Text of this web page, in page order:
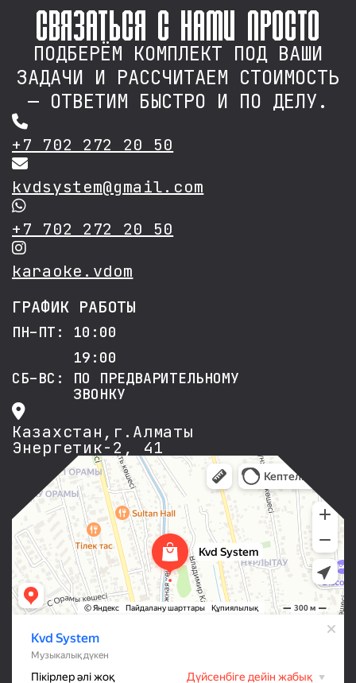
связаться с нами просто
ПОДБЕРЁМ КОМПЛЕКТ ПОД ВАШИ
ЗАДАЧИ И РАССЧИТАЕМ СТОИМОСТЬ
— ОТВЕТИМ БЫСТРО И ПО ДЕЛУ.
+7 702 272 20 50
kvdsystem@gmail.com
+7 702 272 20 50
karaoke.vdom
ГРАФИК РАБОТЫ
ПН–ПТ: 10:00
19:00
СБ–ВС: ПО ПРЕДВАРИТЕЛЬНОМУ
ЗВОНКУ
Казахстан,г.Алматы
Энергетик-2, 41